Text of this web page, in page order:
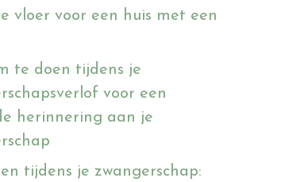
vloer voor een huis met een
te doen tijdens je
voor een
herinnering aan je
tijdens je zwangerschap: